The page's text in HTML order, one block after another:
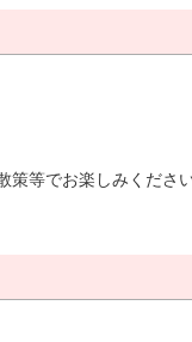
策等でお楽しみくだ